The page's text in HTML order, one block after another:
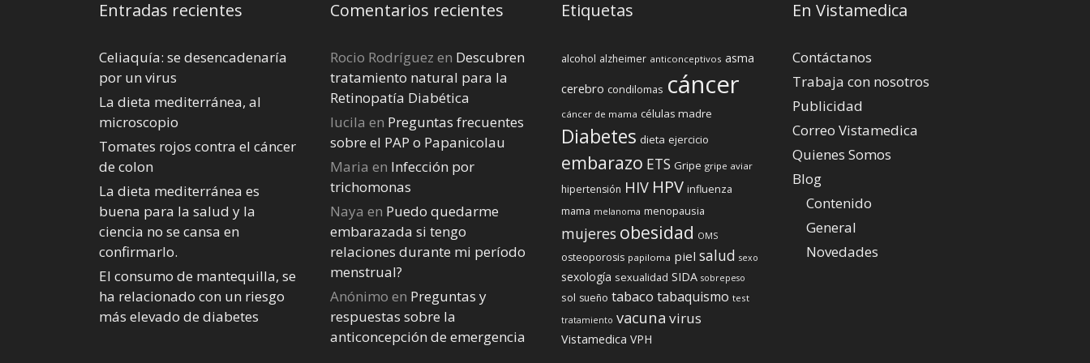
Entradas recientes
Celiaquía: se desencadenaría
por un virus
La dieta mediterránea, al
microscopio
Tomates rojos contra el cáncer
de colon
La dieta mediterránea es
buena para la salud y la
ciencia no se cansa en
confirmarlo.
El consumo de mantequilla, se
ha relacionado con un riesgo
más elevado de diabetes
Comentarios recientes
Rocio Rodríguez en Descubren
tratamiento natural para la
Retinopatía Diabética
lucila en Preguntas frecuentes
sobre el PAP o Papanicolau
Maria en Infección por
trichomonas
Naya en Puedo quedarme
embarazada si tengo
relaciones durante mi perí­odo
menstrual?
Anónimo en Preguntas y
respuestas sobre la
anticoncepción de emergencia
Etiquetas
alcohol alzheimer anticonceptivos asma
cerebro condilomas cáncer
cáncer de mama células madre
Diabetes dieta ejercicio
embarazo ETS Gripe gripe aviar
hipertensión HIV HPV influenza
mama melanoma menopausia
mujeres obesidad OMS
osteoporosis papiloma piel salud sexo
sexología sexualidad SIDA sobrepeso
sol sueño tabaco tabaquismo test
tratamiento vacuna virus
Vistamedica VPH
En Vistamedica
Contáctanos
Trabaja con nosotros
Publicidad
Correo Vistamedica
Quienes Somos
Blog
Contenido
General
Novedades